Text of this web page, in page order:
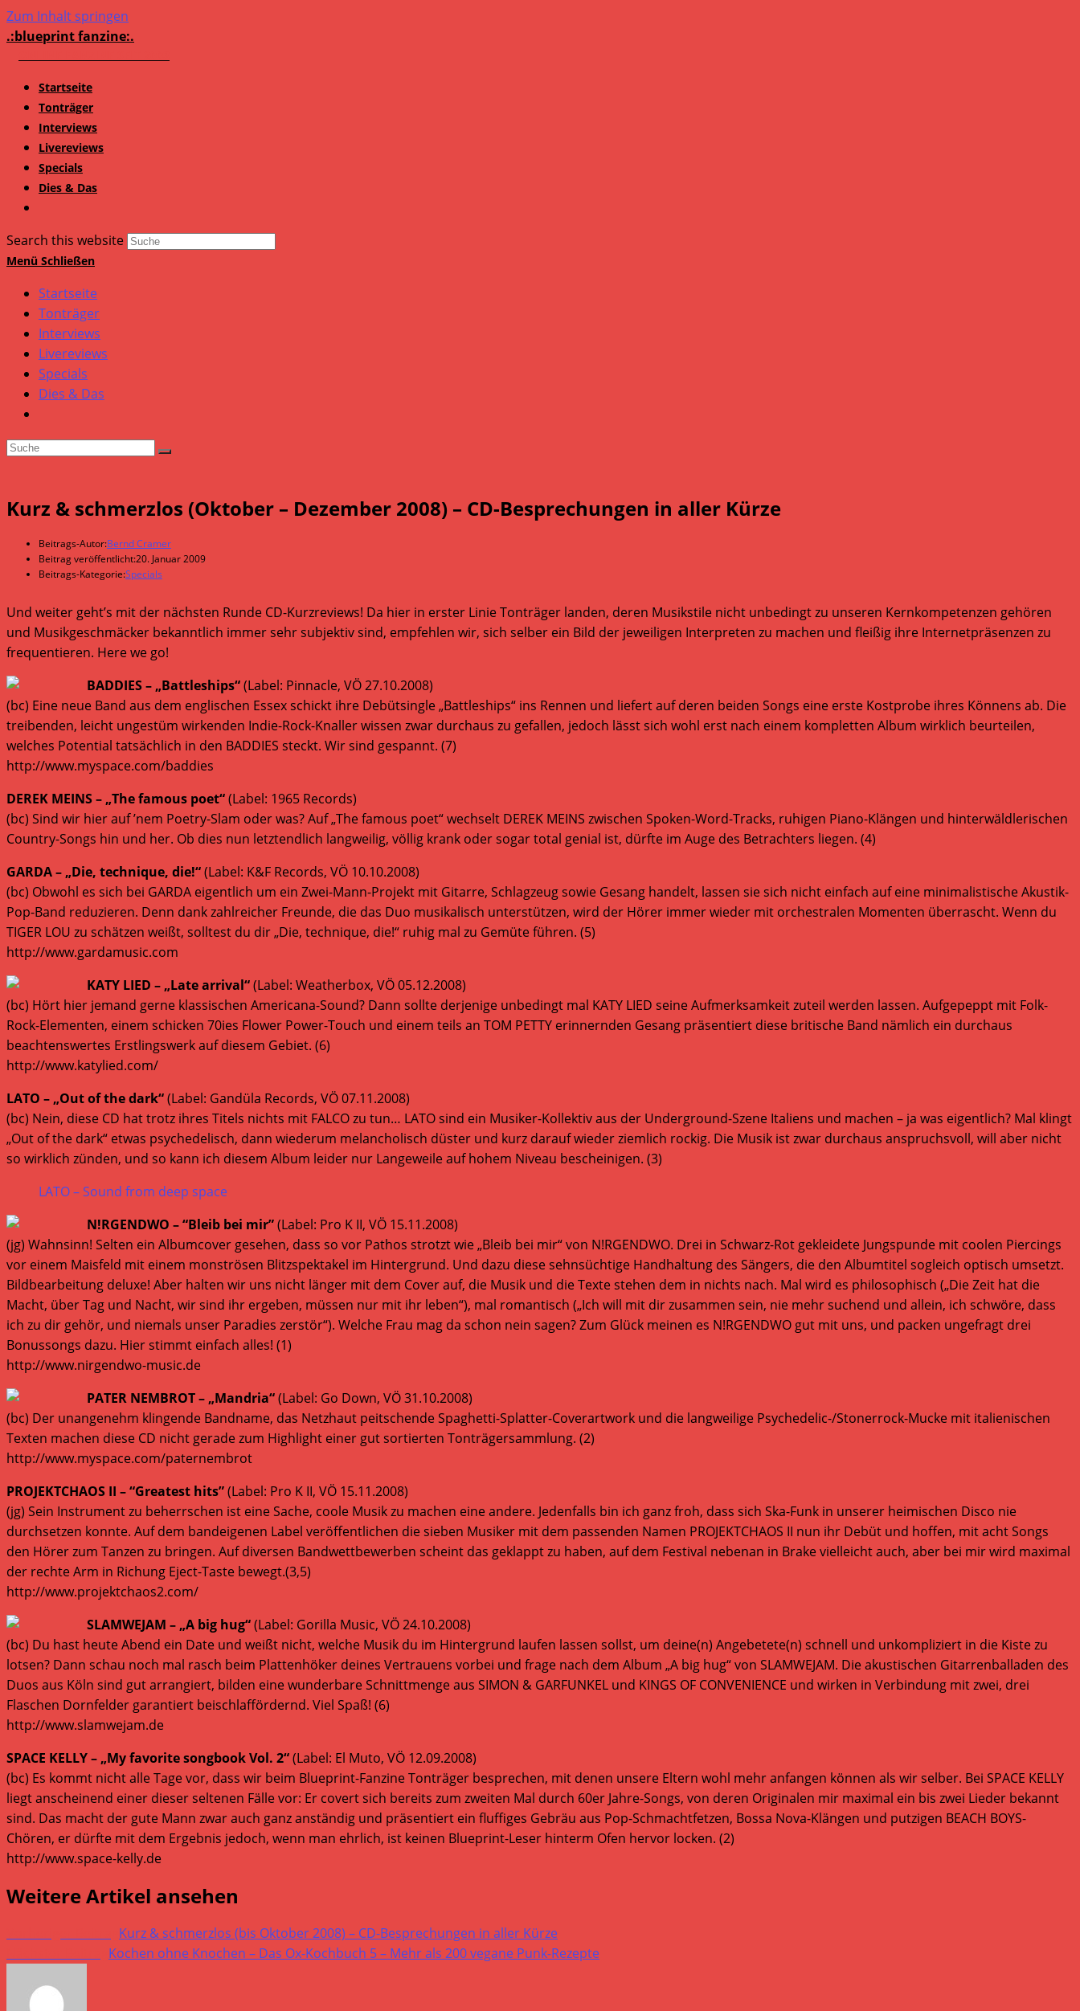
Zum Inhalt springen
.:blueprint fanzine:.
Startseite
Tonträger
Interviews
Livereviews
Specials
Dies & Das
Search this website
Menü Schließen
Startseite
Tonträger
Interviews
Livereviews
Specials
Dies & Das
Kurz & schmerzlos (Oktober – Dezember 2008) – CD-Besprechungen in aller Kürze
Beitrags-Autor:Bernd Cramer
Beitrag veröffentlicht:20. Januar 2009
Beitrags-Kategorie:Specials
Und weiter geht’s mit der nächsten Runde CD-Kurzreviews! Da hier in erster Linie Tonträger landen, deren Musikstile nicht unbedingt zu unseren Kernkompetenzen gehören
und Musikgeschmäcker bekanntlich immer sehr subjektiv sind, empfehlen wir, sich selber ein Bild der jeweiligen Interpreten zu machen und fleißig ihre Internetpräsenzen zu
frequentieren. Here we go!
BADDIES – „Battleships“(Label: Pinnacle, VÖ 27.10.2008)
(bc) Eine neue Band aus dem englischen Essex schickt ihre Debütsingle „Battleships“ ins Rennen und liefert auf deren beiden Songs eine erste Kostprobe ihres Könnens ab. Die
treibenden, leicht ungestüm wirkenden Indie-Rock-Knaller wissen zwar durchaus zu gefallen, jedoch lässt sich wohl erst nach einem kompletten Album wirklich beurteilen,
welches Potential tatsächlich in den BADDIES steckt. Wir sind gespannt. (7)
http://www.myspace.com/baddies
DEREK MEINS – „The famous poet“(Label: 1965 Records)
(bc) Sind wir hier auf ’nem Poetry-Slam oder was? Auf „The famous poet“ wechselt DEREK MEINS zwischen Spoken-Word-Tracks, ruhigen Piano-Klängen und hinterwäldlerischen
Country-Songs hin und her. Ob dies nun letztendlich langweilig, völlig krank oder sogar total genial ist, dürfte im Auge des Betrachters liegen. (4)
GARDA – „Die, technique, die!“(Label: K&F Records, VÖ 10.10.2008)
(bc) Obwohl es sich bei GARDA eigentlich um ein Zwei-Mann-Projekt mit Gitarre, Schlagzeug sowie Gesang handelt, lassen sie sich nicht einfach auf eine minimalistische Akustik-
Pop-Band reduzieren. Denn dank zahlreicher Freunde, die das Duo musikalisch unterstützen, wird der Hörer immer wieder mit orchestralen Momenten überrascht. Wenn du
TIGER LOU zu schätzen weißt, solltest du dir „Die, technique, die!“ ruhig mal zu Gemüte führen. (5)
http://www.gardamusic.com
KATY LIED – „Late arrival“(Label: Weatherbox, VÖ 05.12.2008)
(bc) Hört hier jemand gerne klassischen Americana-Sound? Dann sollte derjenige unbedingt mal KATY LIED seine Aufmerksamkeit zuteil werden lassen. Aufgepeppt mit Folk-
Rock-Elementen, einem schicken 70ies Flower Power-Touch und einem teils an TOM PETTY erinnernden Gesang präsentiert diese britische Band nämlich ein durchaus
beachtenswertes Erstlingswerk auf diesem Gebiet. (6)
http://www.katylied.com/
LATO – „Out of the dark“(Label: Gandüla Records, VÖ 07.11.2008)
(bc) Nein, diese CD hat trotz ihres Titels nichts mit FALCO zu tun… LATO sind ein Musiker-Kollektiv aus der Underground-Szene Italiens und machen – ja was eigentlich? Mal klingt
„Out of the dark“ etwas psychedelisch, dann wiederum melancholisch düster und kurz darauf wieder ziemlich rockig. Die Musik ist zwar durchaus anspruchsvoll, will aber nicht
so wirklich zünden, und so kann ich diesem Album leider nur Langeweile auf hohem Niveau bescheinigen. (3)
LATO – Sound from deep space
N!RGENDWO – “Bleib bei mir”(Label: Pro K II, VÖ 15.11.2008)
(jg) Wahnsinn! Selten ein Albumcover gesehen, dass so vor Pathos strotzt wie „Bleib bei mir“ von N!RGENDWO. Drei in Schwarz-Rot gekleidete Jungspunde mit coolen Piercings
vor einem Maisfeld mit einem monströsen Blitzspektakel im Hintergrund. Und dazu diese sehnsüchtige Handhaltung des Sängers, die den Albumtitel sogleich optisch umsetzt.
Bildbearbeitung deluxe! Aber halten wir uns nicht länger mit dem Cover auf, die Musik und die Texte stehen dem in nichts nach. Mal wird es philosophisch („Die Zeit hat die
Macht, über Tag und Nacht, wir sind ihr ergeben, müssen nur mit ihr leben“), mal romantisch („Ich will mit dir zusammen sein, nie mehr suchend und allein, ich schwöre, dass
ich zu dir gehör, und niemals unser Paradies zerstör“). Welche Frau mag da schon nein sagen? Zum Glück meinen es N!RGENDWO gut mit uns, und packen ungefragt drei
Bonussongs dazu. Hier stimmt einfach alles! (1)
http://www.nirgendwo-music.de
PATER NEMBROT – „Mandria“(Label: Go Down, VÖ 31.10.2008)
(bc) Der unangenehm klingende Bandname, das Netzhaut peitschende Spaghetti-Splatter-Coverartwork und die langweilige Psychedelic-/Stonerrock-Mucke mit italienischen
Texten machen diese CD nicht gerade zum Highlight einer gut sortierten Tonträgersammlung. (2)
http://www.myspace.com/paternembrot
PROJEKTCHAOS II – “Greatest hits”(Label: Pro K II, VÖ 15.11.2008)
(jg) Sein Instrument zu beherrschen ist eine Sache, coole Musik zu machen eine andere. Jedenfalls bin ich ganz froh, dass sich Ska-Funk in unserer heimischen Disco nie
durchsetzen konnte. Auf dem bandeigenen Label veröffentlichen die sieben Musiker mit dem passenden Namen PROJEKTCHAOS II nun ihr Debüt und hoffen, mit acht Songs
den Hörer zum Tanzen zu bringen. Auf diversen Bandwettbewerben scheint das geklappt zu haben, auf dem Festival nebenan in Brake vielleicht auch, aber bei mir wird maximal
der rechte Arm in Richung Eject-Taste bewegt.(3,5)
http://www.projektchaos2.com/
SLAMWEJAM – „A big hug“(Label: Gorilla Music, VÖ 24.10.2008)
(bc) Du hast heute Abend ein Date und weißt nicht, welche Musik du im Hintergrund laufen lassen sollst, um deine(n) Angebetete(n) schnell und unkompliziert in die Kiste zu
lotsen? Dann schau noch mal rasch beim Plattenhöker deines Vertrauens vorbei und frage nach dem Album „A big hug“ von SLAMWEJAM. Die akustischen Gitarrenballaden des
Duos aus Köln sind gut arrangiert, bilden eine wunderbare Schnittmenge aus SIMON & GARFUNKEL und KINGS OF CONVENIENCE und wirken in Verbindung mit zwei, drei
Flaschen Dornfelder garantiert beischlaffördernd. Viel Spaß! (6)
http://www.slamwejam.de
SPACE KELLY – „My favorite songbook Vol. 2“(Label: El Muto, VÖ 12.09.2008)
(bc) Es kommt nicht alle Tage vor, dass wir beim Blueprint-Fanzine Tonträger besprechen, mit denen unsere Eltern wohl mehr anfangen können als wir selber. Bei SPACE KELLY
liegt anscheinend einer dieser seltenen Fälle vor: Er covert sich bereits zum zweiten Mal durch 60er Jahre-Songs, von deren Originalen mir maximal ein bis zwei Lieder bekannt
sind. Das macht der gute Mann zwar auch ganz anständig und präsentiert ein fluffiges Gebräu aus Pop-Schmachtfetzen, Bossa Nova-Klängen und putzigen BEACH BOYS-
Chören, er dürfte mit dem Ergebnis jedoch, wenn man ehrlich, ist keinen Blueprint-Leser hinterm Ofen hervor locken. (2)
http://www.space-kelly.de
Weitere Artikel ansehen
Kurz & schmerzlos (bis Oktober 2008) – CD-Besprechungen in aller Kürze
Kochen ohne Knochen – Das Ox-Kochbuch 5 – Mehr als 200 vegane Punk-Rezepte